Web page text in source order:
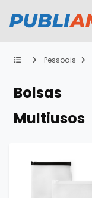
Pessoais
Bolsas
Multiusos